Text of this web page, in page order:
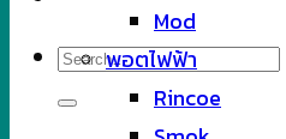
Search
for:
Mod
พอตไฟฟ้า
Rincoe